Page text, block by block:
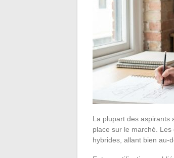
La plupart des aspirants
place sur le marché.
hybrides, allant bien au-